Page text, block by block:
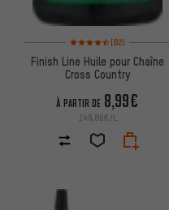
Note moyenne : 4,5 sur 5
(82)
Finish Line Huile pour Chaîne
Cross Country
À PARTIR DE 8,99€
149,86€/L